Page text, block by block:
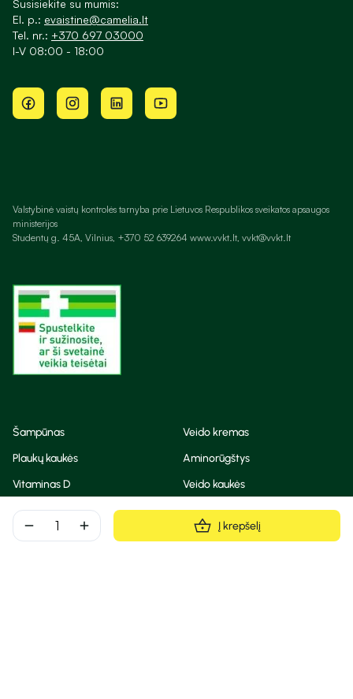
remove add Į krepšelį
Susisiekite su mumis:
El. p.: evaistine@camelia.lt
Tel. nr.: +370 697 03000
I-V 08:00 - 18:00
Valstybinė vaistų kontrolės tarnyba prie Lietuvos Respublikos sveikatos apsaugos
ministerijos
Studentų g. 45A, Vilnius, +370 52 639264 www.vvkt.lt, vvkt@vvkt.lt
Šampūnas
Veido kremas
Plaukų kaukės
Aminorūgštys
Vitaminas D
Veido kaukės
Korėjietiška kosmetika
Eteriniai aliejai
Dezodorantas
BB ir CC kremas